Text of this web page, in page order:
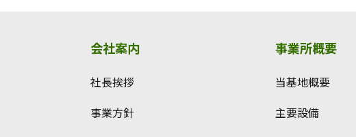
会社案内
社長挨拶
事業方針
事業所概要
当基地概要
主要設備